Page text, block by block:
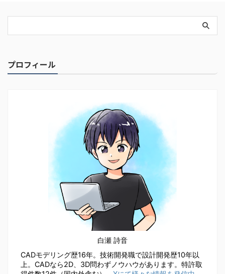
プロフィール
白瀬 詩音
CADモデリング歴16年。技術開発職で設計開発歴10年以
上。CADなら2D、3D問わずノウハウがあります。特許取